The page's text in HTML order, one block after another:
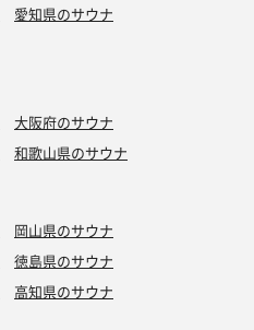
愛知県のサウナ
大阪府のサウナ
和歌山県のサウナ
岡山県のサウナ
徳島県のサウナ
高知県のサウナ